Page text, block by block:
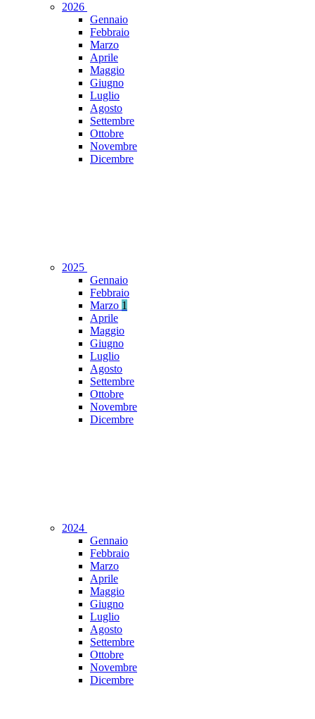
2026
Gennaio
Febbraio
Marzo
Aprile
Maggio
Giugno
Luglio
Agosto
Settembre
Ottobre
Novembre
Dicembre
2025
Gennaio
Febbraio
Marzo 1
Aprile
Maggio
Giugno
Luglio
Agosto
Settembre
Ottobre
Novembre
Dicembre
2024
Gennaio
Febbraio
Marzo
Aprile
Maggio
Giugno
Luglio
Agosto
Settembre
Ottobre
Novembre
Dicembre